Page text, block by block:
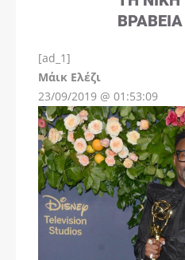
[ad_1]
Μάικ ΕλέζιInstagram
23/09/2019 @ 01:53:09